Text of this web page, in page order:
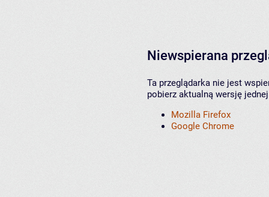
Niewspierana
Ta przeglądarka nie jest
pobierz aktualną wersję
Mozilla Firefox
Google Chrome